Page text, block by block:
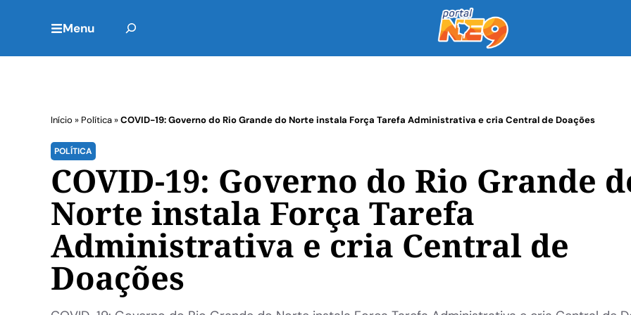
Menu
Início » Política»COVID-19: Governo do Rio Grande do Norte instala Força Tarefa Administrativa e cria Central de Doações
POLÍTICA
COVID-19: Governo do Rio Grande
Norte instala Força Tarefa
Administrativa e cria Central de
Doações